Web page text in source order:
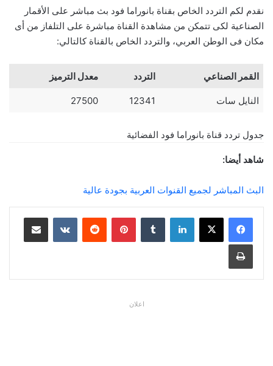
نقدم لكم التردد الخاص بقناة بانوراما فود بث مباشر على الأقمار
الصناعية لكى تتمكن من مشاهدة القناة مباشرة على التلفاز من أى
مكان فى الوطن العربي، والتردد الخاص بالقناة كالتالي:
القمر الصناعي التردد معدل الترميز
النايل سات 12341
27500
جدول تردد قناة بانوراما فود الفضائية
شاهد أيضا:
البث المباشر لجميع القنوات العربية بجودة عالية
لينكدإن بينتيريست مشاركة عبر البريد
طباعة
اعلان